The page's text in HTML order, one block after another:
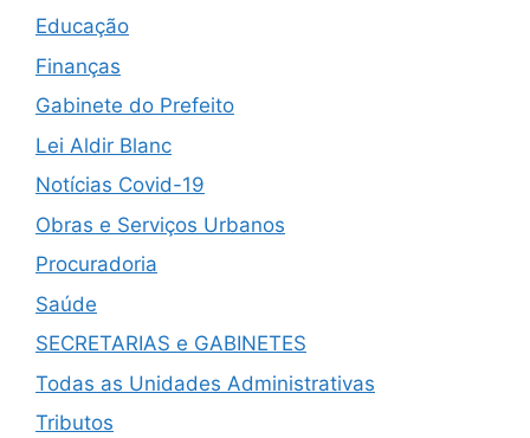
Educação
Finanças
Gabinete do Prefeito
Lei Aldir Blanc
Notícias Covid-19
Obras e Serviços Urbanos
Procuradoria
Saúde
SECRETARIAS e GABINETES
Todas as Unidades Administrativas
Tributos